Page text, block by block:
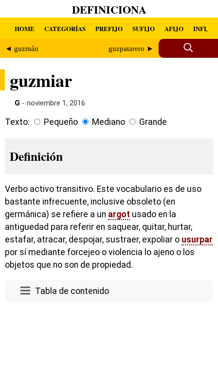
DEFINICIONA
HOME CATEGORÍAS PREFIJO SUFIJO AFIJO INFIJO
◄ guzmán guzpatarero ►
guzmiar
G - noviembre 1, 2016
Texto: Pequeño Mediano Grande
Definición
Verbo activo transitivo. Este vocabulario es de uso
bastante infrecuente, inclusive obsoleto (en
germánica) se refiere a un argot usado en la
antiguedad para referir en saquear, quitar, hurtar,
estafar, atracar, despojar, sustraer, expoliar o usurpar
por sí mediante forcejeo o violencia lo ajeno o los
objetos que no son de propiedad.
Tabla de contenido